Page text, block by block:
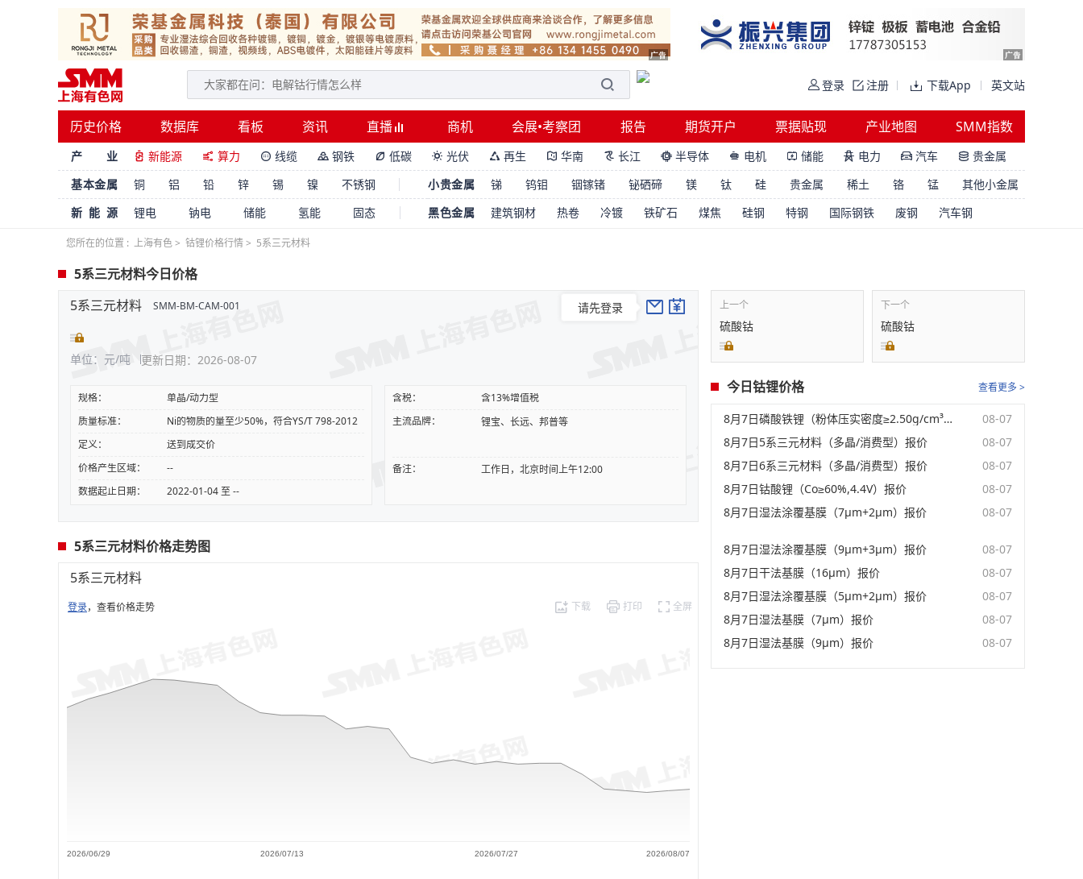
登录 注册 下载App 英文站
历史价格 数据库 看板 资讯 直播 商机 会展•考察团 报告 期货开户 票据贴现 产业地图 SMM指数
产 业  新能源  算力  线缆  钢铁  低碳  光伏  再生  华南  长江  半导体  电机  储能  电力  汽车  贵金属
基本金属
铜 铝 铅 锌 锡 镍 不锈钢 小贵金属 锑 钨钼 铟镓锗 铋硒碲 镁 钛 硅 贵金属 稀土 铬 锰
其他小金属
新能源
锂电 钠电 储能 氢能 固态 黑色金属 建筑钢材 热卷 冷镀 铁矿石 煤焦 硅钢 特钢 国际钢铁 废钢 汽车钢
您所在的位置 : 上海有色> 钴锂价格行情> 5系三元材料
5系三元材料今日价格
5系三元材料
SMM-BM-CAM-001
单位：元/吨 更新日期：2026-08-07
请先登录
规格：
单晶/动力型
质量标准：
Ni的物质的量至少50%，符合YS/T 798-2012
定义：
送到成交价
价格产生区域：
--
数据起止日期：
2022-01-04 至 --
含税：
含13%增值税
主流品牌：
锂宝、长远、邦普等
备注： 工作日，北京时间上午12:00
5系三元材料价格走势图
5系三元材料
2026/06/29 2026/07/13 2026/07/27 2026/08/07
登录，查看价格走势 下载 打印 全屏
上一个
硫酸钴
下一个
硫酸钴
今日钴锂价格 查看更多 >
8月7日磷酸铁锂（粉体压实密度≥2.50g/cm³）报价
08-07
8月7日5系三元材料（多晶/消费型）报价
08-07
8月7日6系三元材料（多晶/消费型）报价
08-07
8月7日钴酸锂（Co≥60%,4.4V）报价
08-07
8月7日湿法涂覆基膜（7μm+2μm）报价
08-07
8月7日湿法涂覆基膜（9μm+3μm）报价
08-07
8月7日干法基膜（16μm）报价
08-07
8月7日湿法涂覆基膜（5μm+2μm）报价
08-07
8月7日湿法基膜（7μm）报价
08-07
8月7日湿法基膜（9μm）报价
08-07